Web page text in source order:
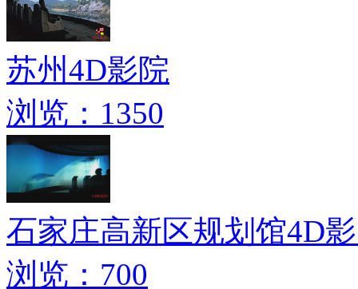
苏州4D影院
浏览：1350
石家庄高新区规划馆4D
浏览：700